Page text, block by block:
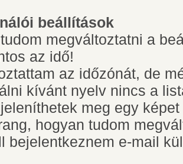
beállítások
megváltoztatni a
az idő!
az időzónát, de
kívánt nyelv nincs a
meg egy
hogyan tudom
bejelentkeznem e-mail